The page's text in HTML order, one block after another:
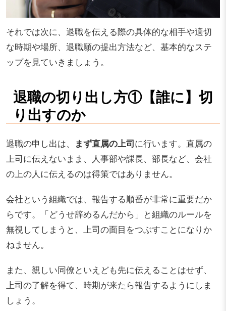
それでは次に、退職を伝える際の具体的な相手や適切
な時期や場所、退職願の提出方法など、基本的なステ
ップを見ていきましょう。
退職の切り出し方①【誰に】切
り出すのか
退職の申し出は、 まず直属の上司に行います。直属の
上司に伝えないまま、人事部や課長、部長など、会社
の上の人に伝えるのは得策ではありません。
会社という組織では、報告する順番が非常に重要だか
らです。「どうせ辞めるんだから」と組織のルールを
無視してしまうと、上司の面目をつぶすことになりか
ねません。
また、親しい同僚といえども先に伝えることはせず、
上司の了解を得て、時期が来たら報告するようにしま
しょう。